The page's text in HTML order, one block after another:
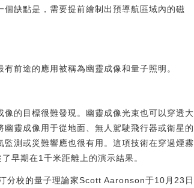
缺點是，需要提前繪制出預導航區域內的磁
前途的應用被稱為幽靈成像和量子照明。
的目標很難發現。幽靈成像光束也可以穿透大
靈成像用于從地面、無人駕駛飛行器或衛星的
測或災難響應也很有用。這項技術在穿過煙霧
早期在1千米距離上的演示結果。
分校的量子理論家Scott Aaronson于10月23日